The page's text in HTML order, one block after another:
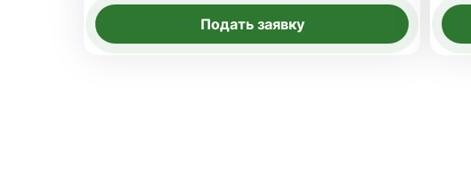
Подать заявку